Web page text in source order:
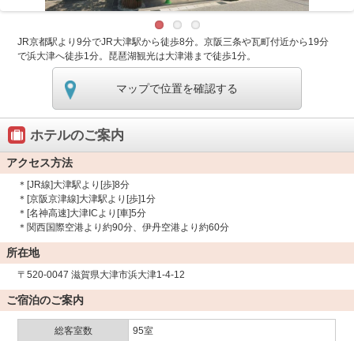
JR京都駅より9分でJR大津駅から徒歩8分。京阪三条や瓦町付近から19分
で浜大津へ徒歩1分。琵琶湖観光は大津港まで徒歩1分。
マップで位置を確認する
ホテルのご案内
アクセス方法
＊[JR線]大津駅より[歩]8分
＊[京阪京津線]大津駅より[歩]1分
＊[名神高速]大津ICより[車]5分
＊関西国際空港より約90分、伊丹空港より約60分
所在地
〒520-0047 滋賀県大津市浜大津1-4-12
ご宿泊のご案内
総客室数 95室